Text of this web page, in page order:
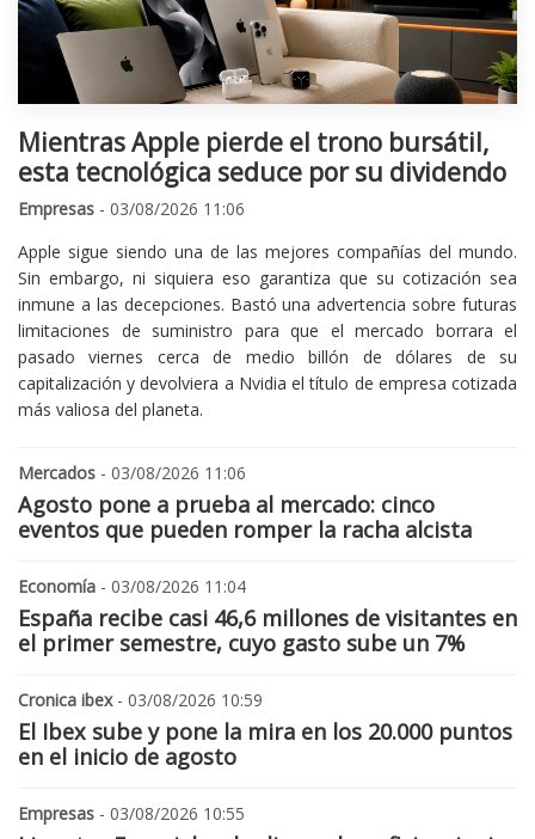
Mientras Apple pierde el trono bursátil,
esta tecnológica seduce por su dividendo
Empresas - 03/08/2026 11:06
Apple sigue siendo una de las mejores compañías del mundo.
Sin embargo, ni siquiera eso garantiza que su cotización sea
inmune a las decepciones. Bastó una advertencia sobre futuras
limitaciones de suministro para que el mercado borrara el
pasado viernes cerca de medio billón de dólares de su
capitalización y devolviera a Nvidia el título de empresa cotizada
más valiosa del planeta.
Mercados - 03/08/2026 11:06
Agosto pone a prueba al mercado: cinco
eventos que pueden romper la racha alcista
Economía - 03/08/2026 11:04
España recibe casi 46,6 millones de visitantes en
el primer semestre, cuyo gasto sube un 7%
Cronica ibex- 03/08/2026 10:59
El Ibex sube y pone la mira en los 20.000 puntos
en el inicio de agosto
Empresas - 03/08/2026 10:55